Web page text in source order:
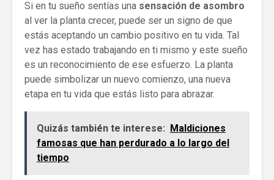
Si en tu sueño sentías una sensación de asombro
al ver la planta crecer, puede ser un signo de que
estás aceptando un cambio positivo en tu vida. Tal
vez has estado trabajando en ti mismo y este sueño
es un reconocimiento de ese esfuerzo. La planta
puede simbolizar un nuevo comienzo, una nueva
etapa en tu vida que estás listo para abrazar.
Quizás también te interese:
Maldiciones
famosas que han perdurado a lo largo del
tiempo